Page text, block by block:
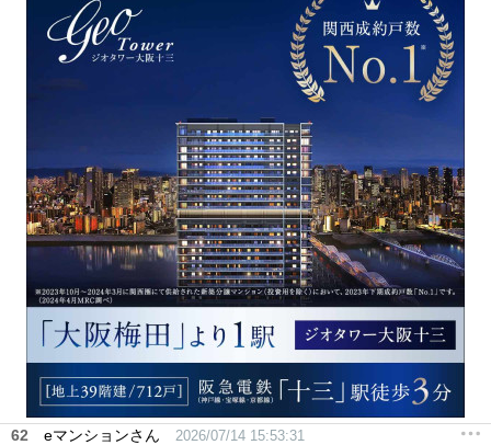
62 eマンションさん 2026/07/14 15:53:31